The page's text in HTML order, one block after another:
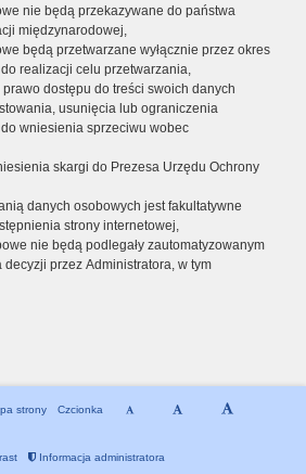
nie będą przekazywane do państwa
międzynarodowej,
będą przetwarzane wyłącznie przez okres
realizacji celu przetwarzania,
dostępu do treści swoich danych
usunięcia lub ograniczenia
wniesienia sprzeciwu wobec
skargi do Prezesa Urzędu Ochrony
danych osobowych jest fakultatywne
strony internetowej,
nie będą podlegały zautomatyzowanym
przez Administratora, w tym
strony Czcionka
Informacja administratora